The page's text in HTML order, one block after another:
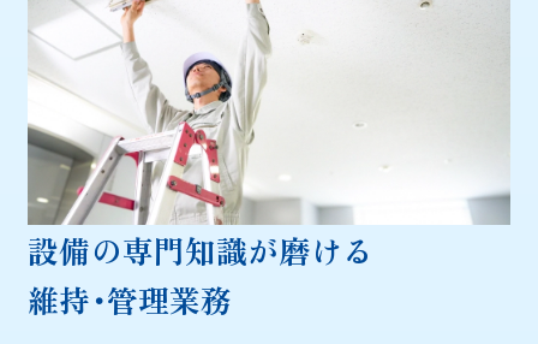
設備の専門知識が磨ける
維持・管理業務